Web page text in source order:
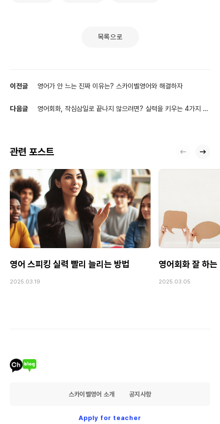
목록으로
이전글 영어가 안 느는 진짜 이유는? 스카이벨영어와 해결하자
다음글
영어회화, 작심삼일로 끝나지 않으려면? 실력을 키우는 4가지 꾸
관련 포스트
영어 스피킹 실력 빨리 늘리는 방법
2025.03.19
영어회화 잘 하
2025.03.05
스카이벨영어 소개 공지사항
Apply for teacher